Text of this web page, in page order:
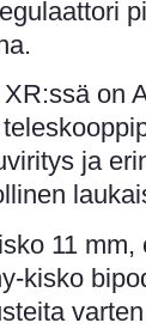
on
ja
11 mm,
kisko